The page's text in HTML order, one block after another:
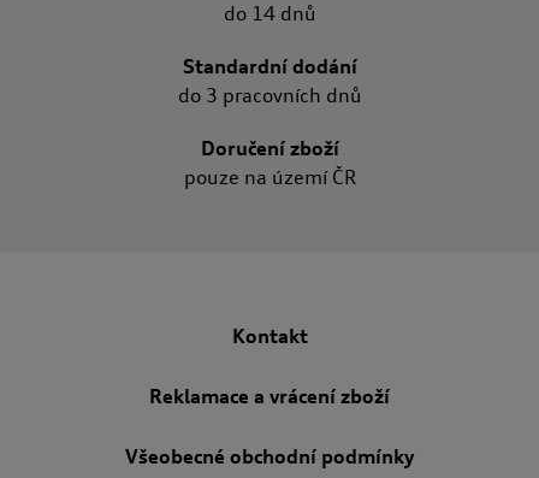
do 14 dnů
Standardní dodání
do 3 pracovních dnů
Doručení zboží
pouze na území ČR
Kontakt
Reklamace a vrácení zboží
Všeobecné obchodní podmínky